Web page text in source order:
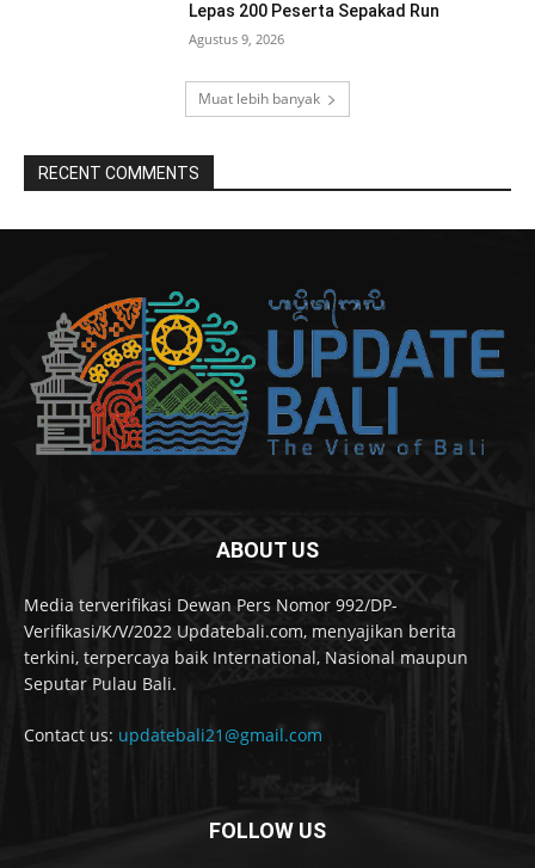
Lepas 200 Peserta Sepakad Run
Agustus 9, 2026
Muat lebih banyak
RECENT COMMENTS
ABOUT US
Media terverifikasi Dewan Pers Nomor 992/DP-
Verifikasi/K/V/2022 Updatebali.com, menyajikan berita
terkini, terpercaya baik International, Nasional maupun
Seputar Pulau Bali.
Contact us: updatebali21@gmail.com
FOLLOW US